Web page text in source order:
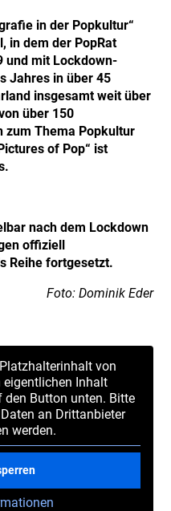
in der Popkultur“
in dem der PopRat
und mit Lockdown-
Jahres in über 45
insgesamt weit über
über 150
zum Thema Popkultur
of Pop“ ist
nach dem Lockdown
offiziell
Reihe fortgesetzt.
Foto: Dominik Eder
von
eigentlichen Inhalt
den Button unten. Bitte
an Drittanbieter
werden.